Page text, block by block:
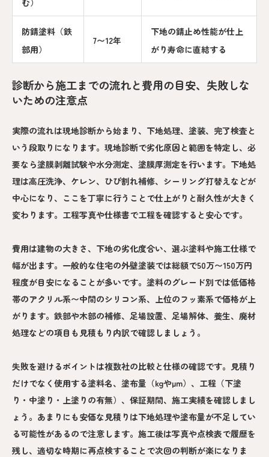
防錆塗料（鉄
部用）
7〜12年
下地の錆止め性能が仕上
がり寿命に直結する
診断から施工までの流れと費用の目安、失敗しな
いための注意点
実際の流れは現地診断から始まり、下地処理、塗装、完了検査と
いう段取りになります。現地診断で劣化原因と範囲を特定し、必
要なら塗膜剥離試験や水分測定、塗膜厚測定を行います。下地処
理は高圧洗浄、ケレン、ひび割れ補修、シーリング打替えなどが
中心になり、ここを丁寧に行うことで仕上がりと耐久性が大きく
変わります。工程写真や仕様書で工程を確認すると安心です。
費用は建物の大きさ、下地の劣化度合い、選ぶ塗料や施工仕様で
幅が出ます。一般的な住宅の外壁塗装では総額で50万〜150万円
程度が目安になることが多いです。塗料のグレード別では低価格
帯のアクリル系〜中間のシリコン系、上位のフッ素系で価格が上
がります。鉄部や木部の補修、足場設置、足場解体、養生、廃材
処理などの項目も見積もり内訳で確認しましょう。
失敗を避けるポイントは複数社の比較と仕様の確認です。見積り
だけでなく使用する塗料名、塗布量（kgやμm）、工程（下塗
り・中塗り・上塗りの有無）、保証期間、施工実績を確認しまし
ょう。あまりにも安価な見積りは下地処理や塗布量が不足してい
る可能性があるので注意します。施工後は写真や点検表で履歴を
残し、適切な時期に再点検することで次回の判断が楽になりま